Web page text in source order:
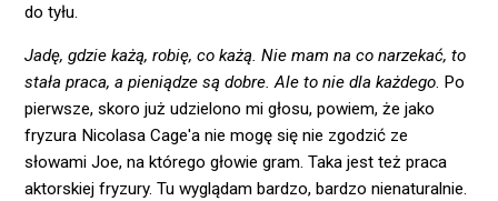
do tyłu.
Jadę, gdzie każą, robię, co każą. Nie mam na co narzekać, to
stała praca, a pieniądze są dobre. Ale to nie dla każdego. Po
pierwsze, skoro już udzielono mi głosu, powiem, że jako
fryzura Nicolasa Cage'a nie mogę się nie zgodzić ze
słowami Joe, na którego głowie gram. Taka jest też praca
aktorskiej fryzury. Tu wyglądam bardzo, bardzo nienaturalnie.